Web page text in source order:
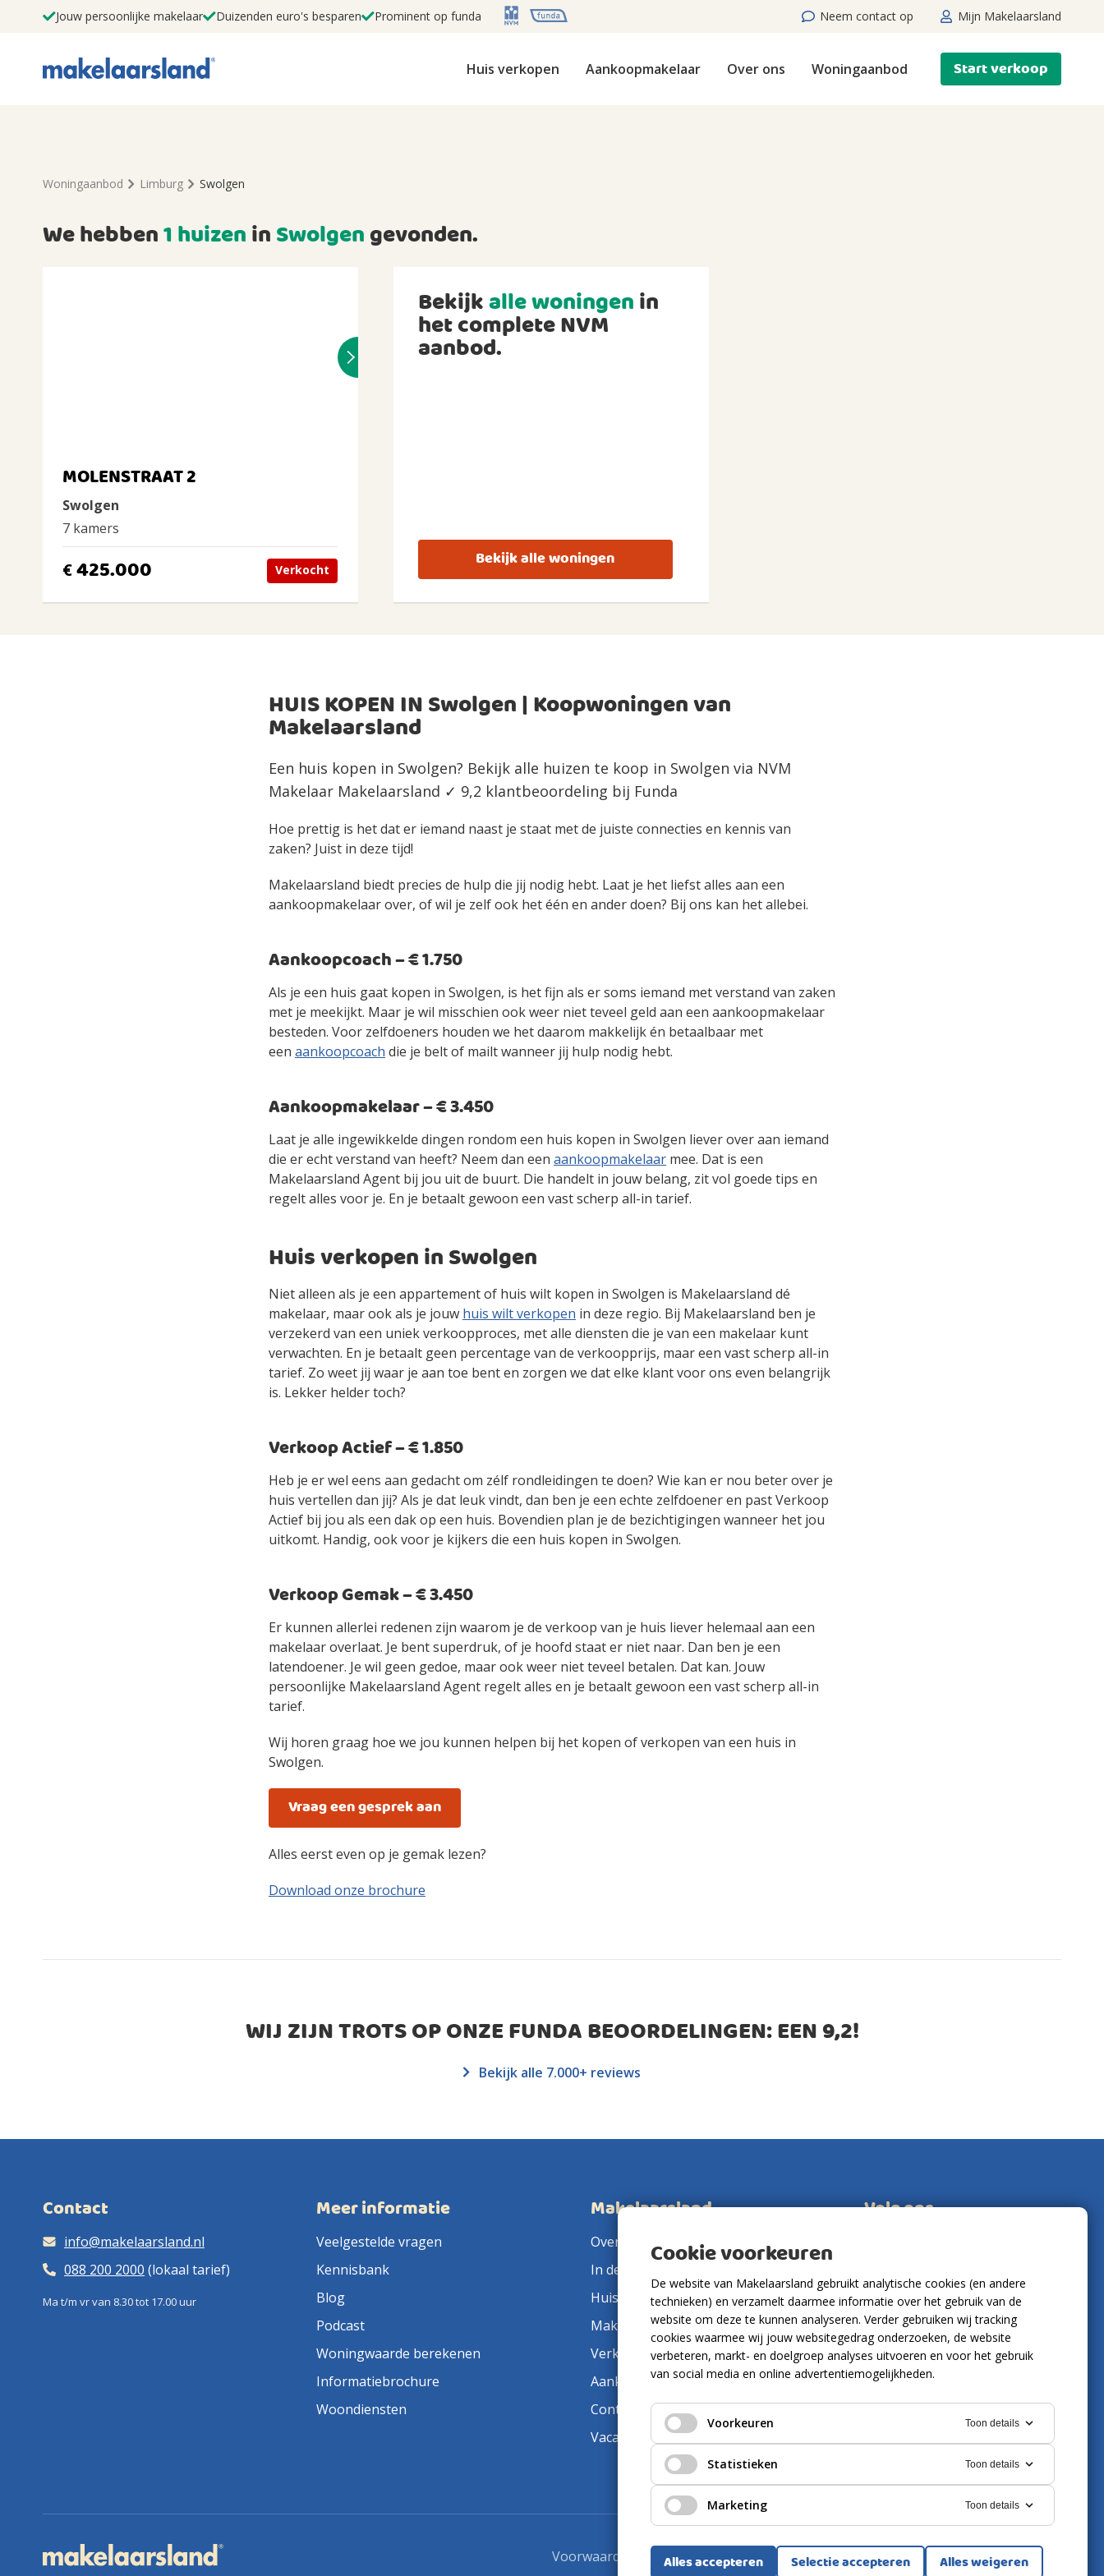
Jouw persoonlijke makelaar Duizenden euro's besparen Prominent op funda Neem contact op Mijn Makelaarsland
Huis verkopen Aankoopmakelaar Over ons Woningaanbod Start verkoop
Woningaanbod Limburg Swolgen
We hebben1 huizeninSwolgengevonden.
MOLENSTRAAT 2
Swolgen
7 kamers
€425.000 Verkocht
Bekijkalle woningenin
het complete NVM
aanbod.
Bekijk alle woningen
HUIS KOPEN IN Swolgen | Koopwoningen van
Makelaarsland
Een huis kopen in Swolgen? Bekijk alle huizen te koop in Swolgen via NVM
Makelaar Makelaarsland ✓ 9,2 klantbeoordeling bij Funda
Hoe prettig is het dat er iemand naast je staat met de juiste connecties en kennis van
zaken? Juist in deze tijd!
Makelaarsland biedt precies de hulp die jij nodig hebt. Laat je het liefst alles aan een
aankoopmakelaar over, of wil je zelf ook het één en ander doen? Bij ons kan het allebei.
Aankoopcoach – € 1.750
Als je een huis gaat kopen in Swolgen, is het fijn als er soms iemand met verstand van zaken
met je meekijkt. Maar je wil misschien ook weer niet teveel geld aan een aankoopmakelaar
besteden. Voor zelfdoeners houden we het daarom makkelijk én betaalbaar met
een aankoopcoach die je belt of mailt wanneer jij hulp nodig hebt.
Aankoopmakelaar – € 3.450
Laat je alle ingewikkelde dingen rondom een huis kopen in Swolgen liever over aan iemand
die er echt verstand van heeft? Neem dan een aankoopmakelaar mee. Dat is een
Makelaarsland Agent bij jou uit de buurt. Die handelt in jouw belang, zit vol goede tips en
regelt alles voor je. En je betaalt gewoon een vast scherp all-in tarief.
Huis verkopen in Swolgen
Niet alleen als je een appartement of huis wilt kopen in Swolgen is Makelaarsland dé
makelaar, maar ook als je jouw huis wilt verkopen in deze regio. Bij Makelaarsland ben je
verzekerd van een uniek verkoopproces, met alle diensten die je van een makelaar kunt
verwachten. En je betaalt geen percentage van de verkoopprijs, maar een vast scherp all-in
tarief. Zo weet jij waar je aan toe bent en zorgen we dat elke klant voor ons even belangrijk
is. Lekker helder toch?
Verkoop Actief – € 1.850
Heb je er wel eens aan gedacht om zélf rondleidingen te doen? Wie kan er nou beter over je
huis vertellen dan jij? Als je dat leuk vindt, dan ben je een echte zelfdoener en past Verkoop
Actief bij jou als een dak op een huis. Bovendien plan je de bezichtigingen wanneer het jou
uitkomt. Handig, ook voor je kijkers die een huis kopen in Swolgen.
Verkoop Gemak – € 3.450
Er kunnen allerlei redenen zijn waarom je de verkoop van je huis liever helemaal aan een
makelaar overlaat. Je bent superdruk, of je hoofd staat er niet naar. Dan ben je een
latendoener. Je wil geen gedoe, maar ook weer niet teveel betalen. Dat kan. Jouw
persoonlijke Makelaarsland Agent regelt alles en je betaalt gewoon een vast scherp all-in
tarief.
Wij horen graag hoe we jou kunnen helpen bij het kopen of verkopen van een huis in
Swolgen.
Vraag een gesprek aan
Alles eerst even op je gemak lezen?
Download onze brochure
WIJ ZIJN TROTS OP ONZE FUNDA BEOORDELINGEN: EEN9,2!
Bekijk alle 7.000+ reviews
Contact
info@makelaarsland.nl
088 200 2000 (lokaal tarief)
Ma t/m vr van 8.30 tot 17.00 uur
Meer informatie
Veelgestelde vragen
Kennisbank
Blog
Podcast
Woningwaarde berekenen
Informatiebrochure
Woondiensten
Makelaarsland
Over ons
In de pers
Huis verkopen
Makelaar in de buurt
Verkoopmakelaar
Aankoopmakelaar
Contact
Vacatures
Volg ons
Voorwaarden Privacyverklaring Cookies
Cookie voorkeuren
De website van Makelaarsland gebruikt analytische cookies (en andere
technieken) en verzamelt daarmee informatie over het gebruik van de
website om deze te kunnen analyseren. Verder gebruiken wij tracking
cookies waarmee wij jouw websitegedrag onderzoeken, de website
verbeteren, markt- en doelgroep analyses uitvoeren en voor het gebruik
van social media en online advertentiemogelijkheden.
Voorkeuren Toon details
Statistieken Toon details
Marketing Toon details
Alles accepteren Selectie accepteren Alles weigeren